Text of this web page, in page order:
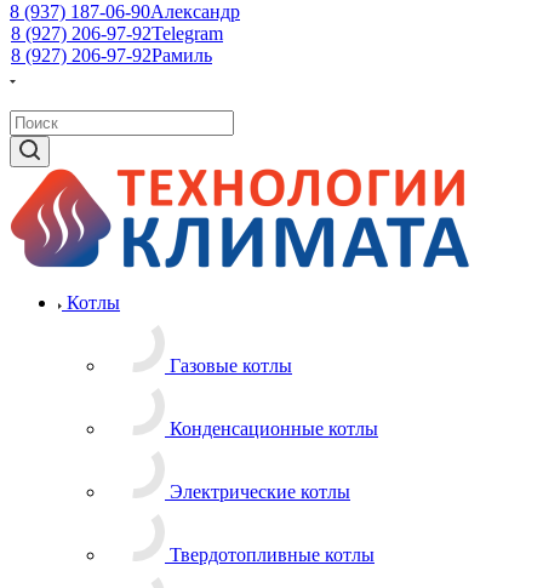
8 (937) 187-06-90Александр
8 (927) 206-97-92Telegram
8 (927) 206-97-92Рамиль
Котлы
Газовые котлы
Конденсационные котлы
Электрические котлы
Твердотопливные котлы